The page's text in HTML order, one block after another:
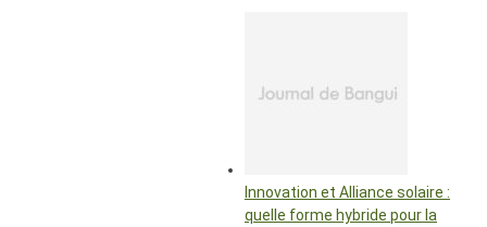
Innovation et Alliance solaire :
quelle forme hybride pour la